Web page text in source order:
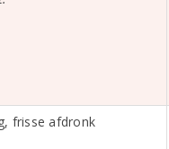
frisse afdronk